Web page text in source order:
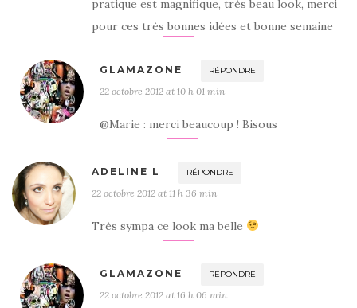
pratique est magnifique, très beau look, merci
pour ces très bonnes idées et bonne semaine
GLAMAZONE RÉPONDRE
22 octobre 2012 at 10 h 01 min
@Marie : merci beaucoup ! Bisous
ADELINE L RÉPONDRE
22 octobre 2012 at 11 h 36 min
Très sympa ce look ma belle
GLAMAZONE RÉPONDRE
22 octobre 2012 at 16 h 06 min